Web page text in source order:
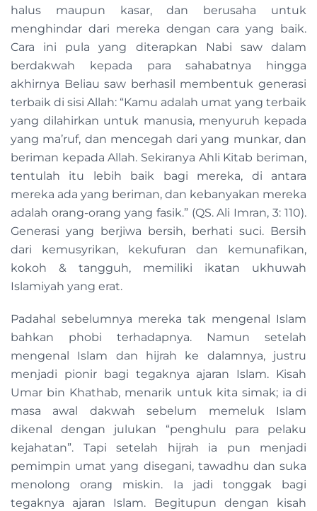
halus maupun kasar, dan berusaha untuk
menghindar dari mereka dengan cara yang baik.
Cara ini pula yang diterapkan Nabi saw dalam
berdakwah kepada para sahabatnya hingga
akhirnya Beliau saw berhasil membentuk generasi
terbaik di sisi Allah: “Kamu adalah umat yang terbaik
yang dilahirkan untuk manusia, menyuruh kepada
yang ma’ruf, dan mencegah dari yang munkar, dan
beriman kepada Allah. Sekiranya Ahli Kitab beriman,
tentulah itu lebih baik bagi mereka, di antara
mereka ada yang beriman, dan kebanyakan mereka
adalah orang-orang yang fasik.” (QS. Ali Imran, 3: 110).
Generasi yang berjiwa bersih, berhati suci. Bersih
dari kemusyrikan, kekufuran dan kemunafikan,
kokoh & tangguh, memiliki ikatan ukhuwah
Islamiyah yang erat.
Padahal sebelumnya mereka tak mengenal Islam
bahkan phobi terhadapnya. Namun setelah
mengenal Islam dan hijrah ke dalamnya, justru
menjadi pionir bagi tegaknya ajaran Islam. Kisah
Umar bin Khathab, menarik untuk kita simak; ia di
masa awal dakwah sebelum memeluk Islam
dikenal dengan julukan “penghulu para pelaku
kejahatan”. Tapi setelah hijrah ia pun menjadi
pemimpin umat yang disegani, tawadhu dan suka
menolong orang miskin. Ia jadi tonggak bagi
tegaknya ajaran Islam. Begitupun dengan kisah